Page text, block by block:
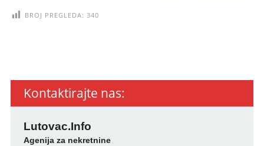
BROJ PREGLEDA: 340
Kontaktirajte nas:
Lutovac.Info
Agenija za nekretnine